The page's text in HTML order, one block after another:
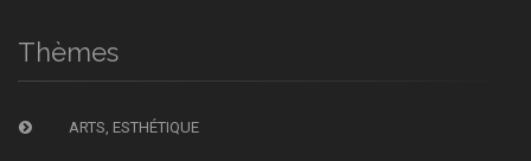
Thèmes
ARTS, ESTHÉTIQUE